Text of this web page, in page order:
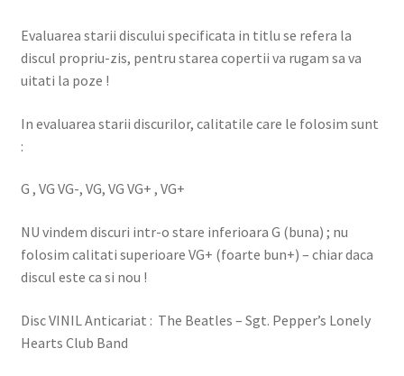
Evaluarea starii discului specificata in titlu se refera la
discul propriu-zis, pentru starea copertii va rugam sa va
uitati la poze !
In evaluarea starii discurilor, calitatile care le folosim sunt
:
G , VG VG-, VG, VG VG+ , VG+
NU vindem discuri intr-o stare inferioara G (buna) ; nu
folosim calitati superioare VG+ (foarte bun+) – chiar daca
discul este ca si nou !
Disc VINIL Anticariat : The Beatles – Sgt. Pepper’s Lonely
Hearts Club Band